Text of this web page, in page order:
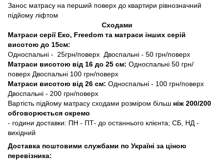
Занос матрасу на перший поверх до квартири рівнозначний
підйому ліфтом
Сходами
Матраси серії Еко, Freedom та матраси інших серій
висотою до 15см:
Односпальні - 25грн/поверх Двоспальні - 50 грн/поверх
Матраси висотою від 16 до 25 см: Односпальні 50 грн/
поверх Двоспальні 100 грн/поверх
Матраси висотою від 26 см: Односпальні - 100 грн/поверх
Двоспальні - 200 грн/поверх
Вартість підйому матрасу сходами розміром більш ніж 200/200
обговорюється окремо
- години доставки: ПН - ПТ- до останнього клієнта; СБ, НД -
вихідний
Доставка поштовими службами по Україні за ціною
перевізника: